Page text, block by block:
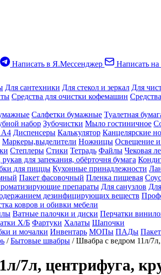
Написать в Я.Мессенджер Написать на
Для сантехники Для стекол и зеркал Для
Средства для очистки кофемашин
Салфетки бумажные Туалетная
набор Зубочистки Мыло гостиничное
А4 Диспенсеры Калькулятор Канцелярские
Маркеры,выделители Ножницы Освещение и
Степлеры Стики Тетрадь Файлы Чековая
для запекания, обёрточня бумага
для пиццы Кухонные принадлежности
Пакет фасовочный Пленка пищевая
препараты Для санузлов
дезинфицирующих веществ
ковров и обивки мебели
Ватные палочки и диски Перчатки
Х/Б Фартуки Халаты Шапочки
и мочалки Инвентарь МОПы ПАДы
/Бытовые швабры / Швабра с ведром 11л/
7л, центрифуга,